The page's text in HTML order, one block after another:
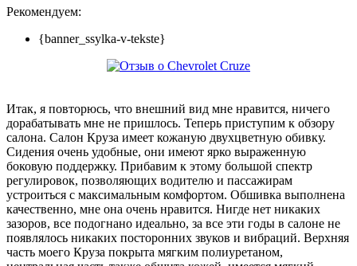
Рекомендуем:
{banner_ssylka-v-tekste}
Итак, я повторюсь, что внешний вид мне нравится, ничего
дорабатывать мне не пришлось. Теперь приступим к обзору
салона. Салон Круза имеет кожаную двухцветную обивку.
Сидения очень удобные, они имеют ярко выраженную
боковую поддержку. Прибавим к этому большой спектр
регулировок, позволяющих водителю и пассажирам
устроиться с максимальным комфортом. Обшивка выполнена
качественно, мне она очень нравится. Нигде нет никаких
зазоров, все подогнано идеально, за все эти годы в салоне не
появлялось никаких посторонних звуков и вибраций. Верхняя
часть моего Круза покрыта мягким полиуретаном,